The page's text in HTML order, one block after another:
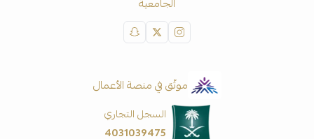
موثّق في منصة الأعمال
السجل التجاري
4031039475